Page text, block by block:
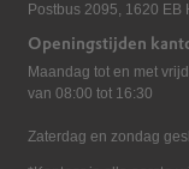
Postbus 2095, 1620 EB
Openingstijden
Maandag tot en met
van 08:00 tot 16:30
Zaterdag en zondag